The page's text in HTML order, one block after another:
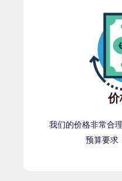
我们的价格非常合
预算要求